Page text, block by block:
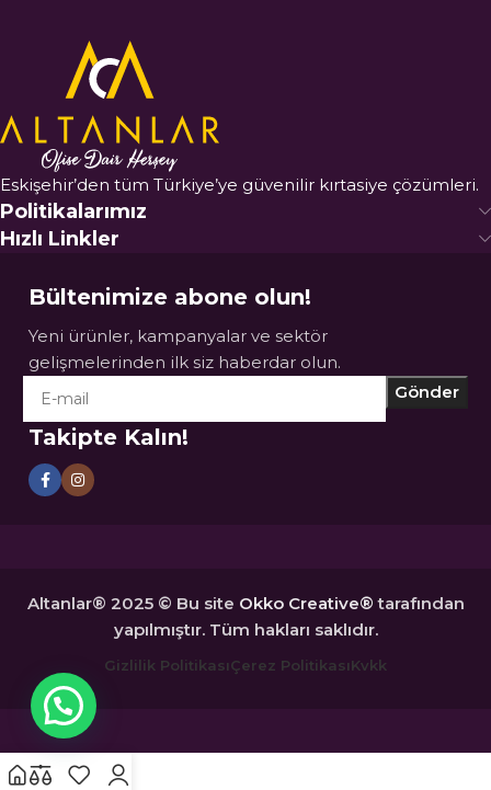
Eskişehir’den tüm Türkiye’ye güvenilir kırtasiye çözümleri.
Politikalarımız
Hızlı Linkler
Bültenimize abone olun!
Yeni ürünler, kampanyalar ve sektör
gelişmelerinden ilk siz haberdar olun.
Takipte Kalın!
Altanlar® 2025 © Bu site Okko Creative® tarafından
yapılmıştır. Tüm hakları saklıdır.
Gizlilik PolitikasıÇerez PolitikasıKvkk